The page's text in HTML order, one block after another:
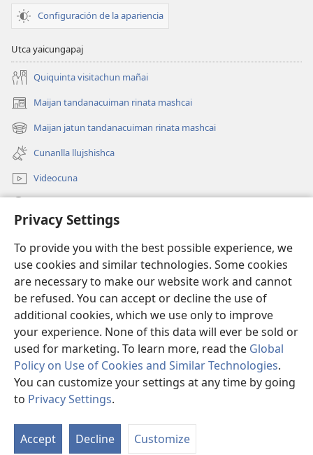
Privacy Settings
To provide you with the best possible experience, we
use cookies and similar technologies. Some cookies
are necessary to make our website work and cannot
be refused. You can accept or decline the use of
additional cookies, which we use only to improve
your experience. None of this data will ever be sold or
used for marketing. To learn more, read the Global
Policy on Use of Cookies and Similar Technologies.
You can customize your settings at any time by going
to Privacy Settings.
Accept Decline Customize
Configuración de la apariencia
Utca yaicungapaj
Quiquinta visitachun mañai
Maijan tandanacuiman rinata mashcai
(abre
una
nueva
ventana)
Maijan jatun tandanacuiman rinata mashcai
(abre
una
nueva
ventana)
Cunanlla llujshishca
Videocuna
(abre
nueva
ventana)
Internetpi Biblioteca Watchtower
(abre
una
nueva
ventana)
JW Hub ®
(abre
una
nueva
ventana)
Copyright© 2026 Watch Tower Bible and Tract Society of Pennsylvania.
CAITA YUYARI|HUAQUICHISHCA DATOCUNA